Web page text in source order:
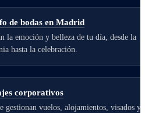
de bodas en Madrid
la emoción y belleza de tu día, desde la
hasta la celebración.
corporativos
gestionan vuelos, alojamientos, visados y